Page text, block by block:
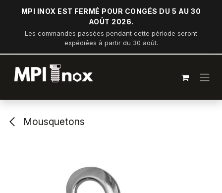
Se rendre au contenu
MPI INOX EST FERMÉ POUR CONGÉS DU 5 AU 30
AOÛT 2026.
Les commandes passées pendant cette période seront
expédiées à partir du 30 août.
Mousquetons